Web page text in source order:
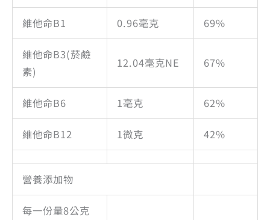
維他命B1 0.96毫克 69%
維他命B3(菸鹼
素)
12.04毫克NE 67%
維他命B6 1毫克 62%
維他命B12 1微克 42%
營養添加物
每一份量8公克